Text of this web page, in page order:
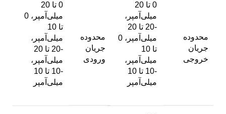
محدوده
جریان
خروجی
0 تا 20
میلی‌آمپر،
-20 تا 20
میلی‌آمپر، 0
تا 10
میلی‌آمپر،
-10 تا 10
میلی‌آمپر
محدوده
جریان
ورودی
0 تا 20
میلی‌آمپر، 0
تا 10
میلی‌آمپر،
-20 تا 20
میلی‌آمپر،
-10 تا 10
میلی‌آمپر